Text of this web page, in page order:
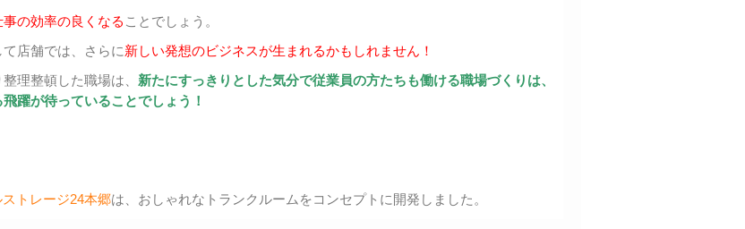
事の効率の良くなる ことでしょう。
て店舗では、さらに新しい発想のビジネスが生まれるかもしれません！
理整頓した職場は、 新たにすっきりとした気分で従業員の方たちも働ける職場づくりは、
飛躍が待っていることでしょう！
ストレージ24本郷は、おしゃれなトランクルームをコンセプトに開発しました。